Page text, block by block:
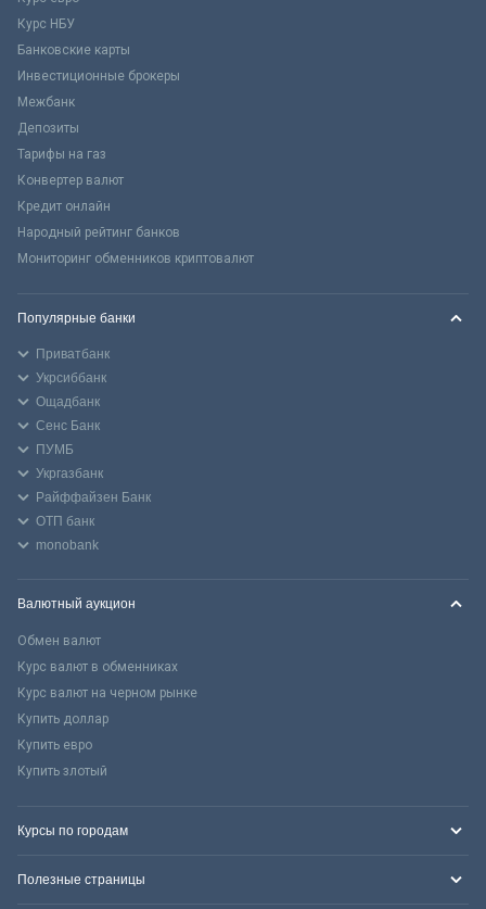
Курс НБУ
Банковские карты
Инвестиционные брокеры
Межбанк
Депозиты
Тарифы на газ
Конвертер валют
Кредит онлайн
Народный рейтинг банков
Мониторинг обменников криптовалют
Популярные банки
Приватбанк
Укрсиббанк
Ощадбанк
Сенс Банк
ПУМБ
Укргазбанк
Райффайзен Банк
ОТП банк
monobank
Валютный аукцион
Обмен валют
Курс валют в обменниках
Курс валют на черном рынке
Купить доллар
Купить евро
Купить злотый
Курсы по городам
Полезные страницы